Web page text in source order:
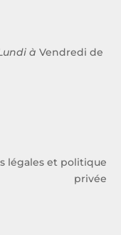
à Vendredi de
légales et politique
privée